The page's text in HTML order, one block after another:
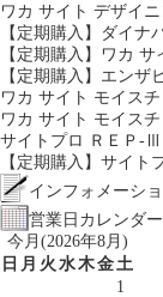
ワカ サイト デザイ
【定期購入】ダイナ
【定期購入】ワカ
【定期購入】エンザ
ワカ サイト モイス
ワカ サイト モイス
サイトプロ ＲＥＰ-Ⅲ
【定期購入】サイ
インフォメーシ
営業日カレンダー
今月(2026年8月)
日 月 火 水木金 土
1